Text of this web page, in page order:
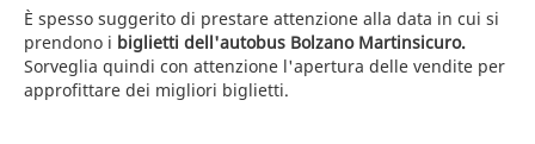
È spesso suggerito di prestare attenzione alla data in cui si
prendono i biglietti dell'autobus Bolzano Martinsicuro.
Sorveglia quindi con attenzione l'apertura delle vendite per
approfittare dei migliori biglietti.